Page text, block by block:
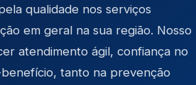
qualidade nos serviços
em geral na sua região. Nosso
atendimento ágil, confiança no
tanto na prevenção